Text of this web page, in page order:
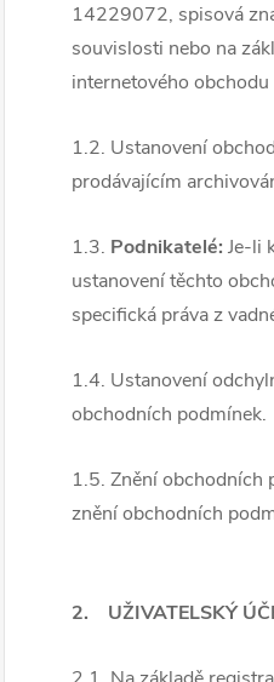
14229072, spisová
souvislosti nebo na
internetového
1.2. Ustanovení
prodávajícím
1.3. Podnikatelé: Je-li
ustanovení těchto
specifická práva z
1.4. Ustanovení
obchodních podmínek.
1.5. Znění obchodních
znění obchodních
2. UŽIVATELSKÝ